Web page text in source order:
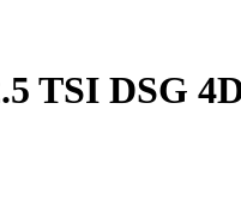
TSI DSG